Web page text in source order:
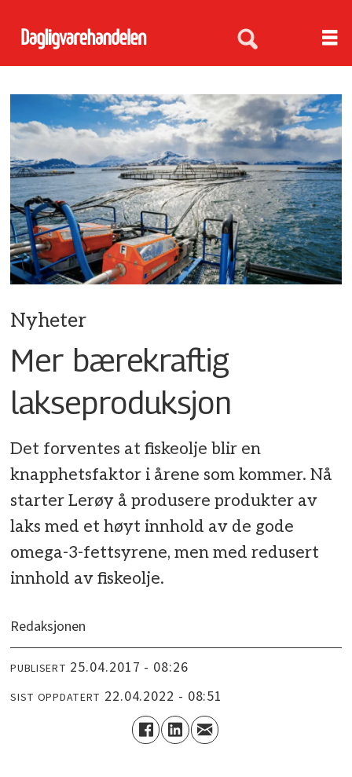
Nyheter
Mer bærekraftig
lakseproduksjon
Det forventes at fiskeolje blir en
knapphetsfaktor i årene som kommer. Nå
starter Lerøy å produsere produkter av
laks med et høyt innhold av de gode
omega-3-fettsyrene, men med redusert
innhold av fiskeolje.
Redaksjonen
PUBLISERT 25.04.2017 - 08:26
SIST OPPDATERT 22.04.2022 - 08:51